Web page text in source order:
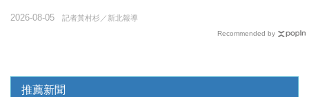
記者黃村杉／新北報導
2026-08-05
Recommended by
推薦新聞